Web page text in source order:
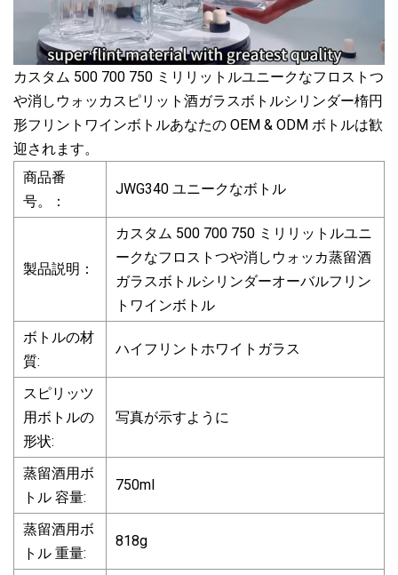
カスタム 500 700 750 ミリリットルユニークなフロストつ
や消しウォッカスピリット酒ガラスボトルシリンダー楕円
形フリントワインボトルあなたの OEM & ODM ボトルは歓
迎されます。
商品番
号。：
JWG340 ユニークなボトル
製品説明：
カスタム 500 700 750 ミリリットルユニ
ークなフロストつや消しウォッカ蒸留酒
ガラスボトルシリンダーオーバルフリン
トワインボトル
ボトルの材
質:
ハイフリントホワイトガラス
スピリッツ
用ボトルの
形状:
写真が示すように
蒸留酒用ボ
トル 容量:
750ml
蒸留酒用ボ
トル 重量:
818g